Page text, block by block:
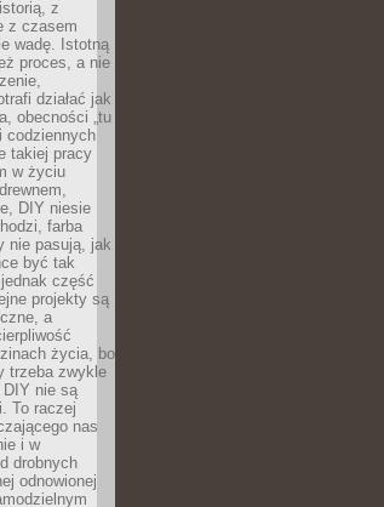
z
z czasem
wadę. Istotną
proces, a nie
działać jak
obecności „tu
codziennych
takiej pracy
w życiu
DIY niesie
farba
nie pasują, jak
być tak
część
projekty są
a
życia, bo
trzeba zwykle
nie są
To raczej
nas
i w
drobnych
odnowionej